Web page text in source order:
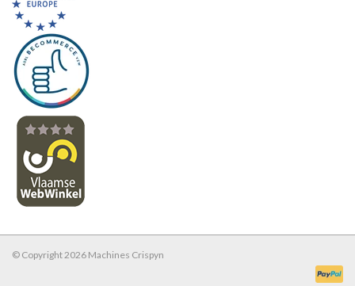
© Copyright 2026 Machines Crispyn